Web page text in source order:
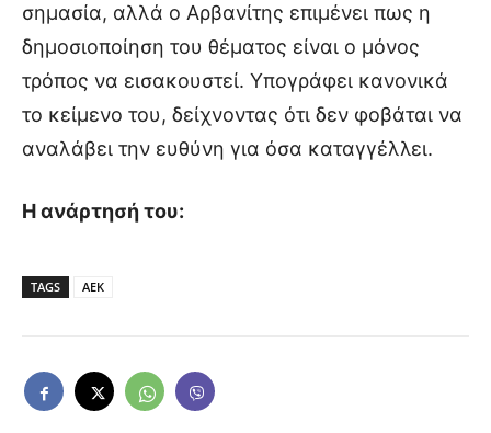
σημασία, αλλά ο Αρβανίτης επιμένει πως η
δημοσιοποίηση του θέματος είναι ο μόνος
τρόπος να εισακουστεί. Υπογράφει κανονικά
το κείμενο του, δείχνοντας ότι δεν φοβάται να
αναλάβει την ευθύνη για όσα καταγγέλλει.
Η ανάρτησή του:
TAGS ΑΕΚ